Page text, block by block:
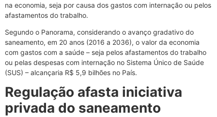
na economia, seja por causa dos gastos com internação ou pelos
afastamentos do trabalho.
Segundo o Panorama, considerando o avanço gradativo do
saneamento, em 20 anos (2016 a 2036), o valor da economia
com gastos com a saúde – seja pelos afastamentos do trabalho
ou pelas despesas com internação no Sistema Único de Saúde
(SUS) – alcançaria R$ 5,9 bilhões no País.
Regulação afasta iniciativa
privada do saneamento